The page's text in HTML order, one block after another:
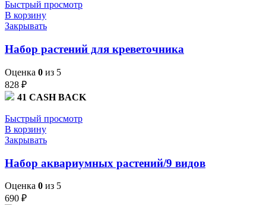
Быстрый просмотр
В корзину
Закрывать
Набор растений для креветочника
Оценка 0 из 5
828 ₽
41 CASH BACK
Быстрый просмотр
В корзину
Закрывать
Набор аквариумных растений/9 видов
Оценка 0 из 5
690 ₽